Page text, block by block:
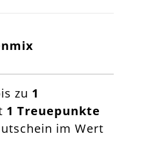
zu 1
1 Treuepunkte
im Wert